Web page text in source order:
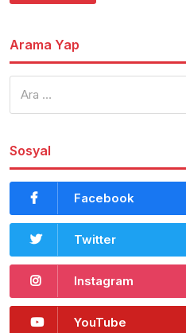
Arama Yap
Sosyal
Facebook
Twitter
Instagram
YouTube